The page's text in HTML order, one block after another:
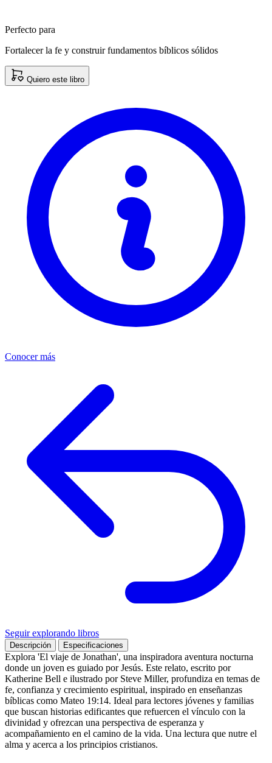
Perfecto para
Fortalecer la fe y construir fundamentos bíblicos sólidos
Quiero este libro
Conocer más
Seguir explorando libros
Descripción Especificaciones
Explora 'El viaje de Jonathan', una inspiradora aventura nocturna
donde un joven es guiado por Jesús. Este relato, escrito por
Katherine Bell e ilustrado por Steve Miller, profundiza en temas de
fe, confianza y crecimiento espiritual, inspirado en enseñanzas
bíblicas como Mateo 19:14. Ideal para lectores jóvenes y familias
que buscan historias edificantes que refuercen el vínculo con la
divinidad y ofrezcan una perspectiva de esperanza y
acompañamiento en el camino de la vida. Una lectura que nutre el
alma y acerca a los principios cristianos.